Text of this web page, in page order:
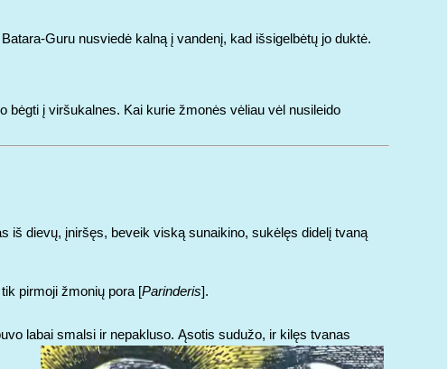
Guru nusviedė kalną į vandenį, kad išsigelbėtų jo duktė.
bėgti į viršukalnes. Kai kurie žmonės vėliau vėl nusileido
iš dievų, įniršęs, beveik viską sunaikino, sukėlęs didelį tvaną
pirmoji žmonių pora [Parinderis].
labai smalsi ir nepakluso. Ąsotis sudužo, ir kilęs tvanas